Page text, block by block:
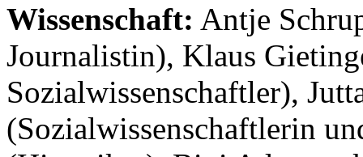
Wissenschaft: Antje
Journalistin), Klaus
Sozialwissenschaftler),
(Sozialwissenschaftlerin